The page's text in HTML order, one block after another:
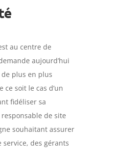
au centre de
aujourd’hui
plus en plus
ce soit le cas d’un
fidéliser sa
de site
souhaitant assurer
des gérants